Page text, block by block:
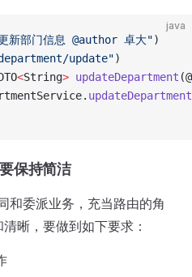
java
新部门信息 @author 卓大")
update")
<String> updateDepartment (@
. updateDepartment
保持简洁
和委派业务，充当路由的角
晰，要做到如下要求：